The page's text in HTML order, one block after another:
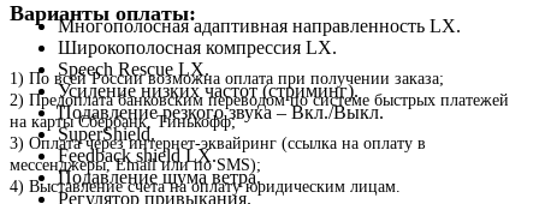
Многополосная адаптивная направленность LX.
Широкополосная компрессия LX.
Speech Rescue LX.
Усиление низких частот (стриминг).
Подавление резкого звука – Вкл./Выкл.
SuperShield.
Feedback shield LX.
Подавление шума ветра.
Регулятор привыкания.
Варианты оплаты:
1) По всей России возможна оплата при получении заказа;
2) Предоплата банковским переводом по системе быстрых платежей
на карты Сбербанк, Тинькофф;
3) Оплата через интернет-эквайринг (ссылка на оплату в
мессенджеры, Email или по SMS);
4) Выставление счета на оплату юридическим лицам.